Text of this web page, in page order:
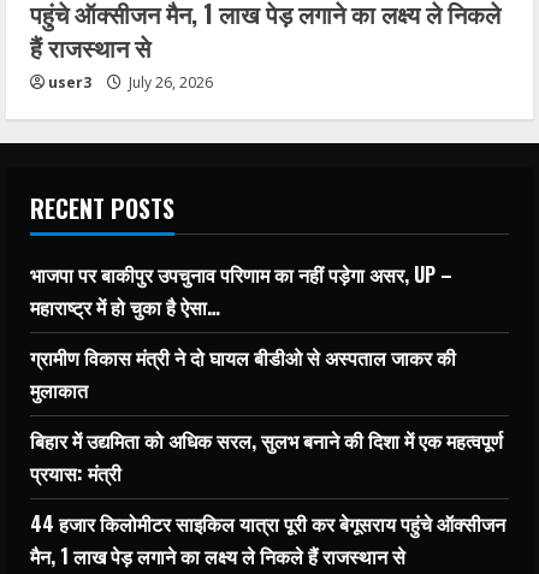
पहुंचे ऑक्सीजन मैन, 1 लाख पेड़ लगाने का लक्ष्य ले निकले
हैं राजस्थान से
user3 July 26, 2026
RECENT POSTS
भाजपा पर बाकीपुर उपचुनाव परिणाम का नहीं पड़ेगा असर, UP –
महाराष्ट्र में हो चुका है ऐसा…
ग्रामीण विकास मंत्री ने दो घायल बीडीओ से अस्पताल जाकर की
मुलाकात
बिहार में उद्यमिता को अधिक सरल, सुलभ बनाने की दिशा में एक महत्वपूर्ण
प्रयास: मंत्री
44 हजार किलोमीटर साइकिल यात्रा पूरी कर बेगूसराय पहुंचे ऑक्सीजन
मैन, 1 लाख पेड़ लगाने का लक्ष्य ले निकले हैं राजस्थान से